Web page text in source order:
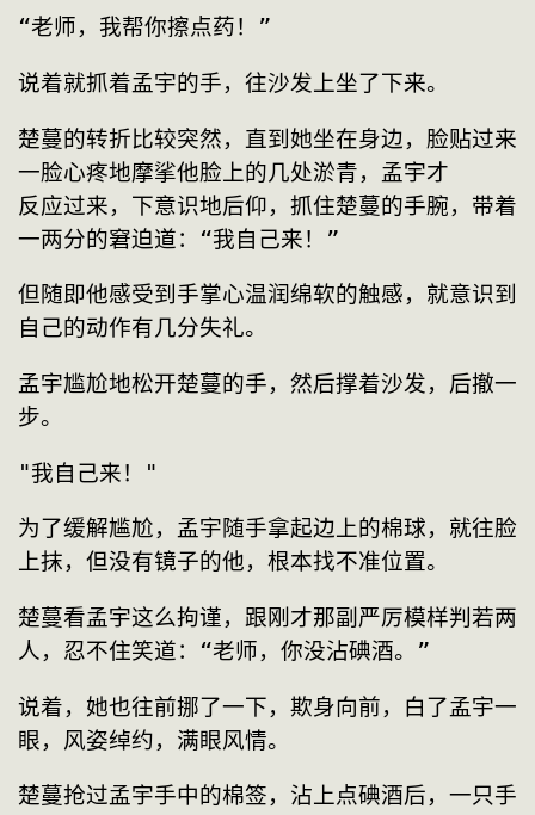
“老师，我帮你擦点药！”
说着就抓着孟宇的手，往沙发上坐了下来。
楚蔓的转折比较突然，直到她坐在身边，脸贴过来
一脸心疼地摩挲他脸上的几处淤青，孟宇才
反应过来，下意识地后仰，抓住楚蔓的手腕，带着
一两分的窘迫道：“我自己来！”
但随即他感受到手掌心温润绵软的触感，就意识到
自己的动作有几分失礼。
孟宇尴尬地松开楚蔓的手，然后撑着沙发，后撤一
步。
"我自己来！"
为了缓解尴尬，孟宇随手拿起边上的棉球，就往脸
上抹，但没有镜子的他，根本找不准位置。
楚蔓看孟宇这么拘谨，跟刚才那副严厉模样判若两
人，忍不住笑道：“老师，你没沾碘酒。”
说着，她也往前挪了一下，欺身向前，白了孟宇一
眼，风姿绰约，满眼风情。
楚蔓抢过孟宇手中的棉签，沾上点碘酒后，一只手